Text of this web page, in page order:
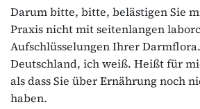
Darum bitte, bitte, belästigen Sie
Praxis nicht mit seitenlangen
Aufschlüsselungen Ihrer
Deutschland, ich weiß. Heißt für
als dass Sie über Ernährung noch
haben.